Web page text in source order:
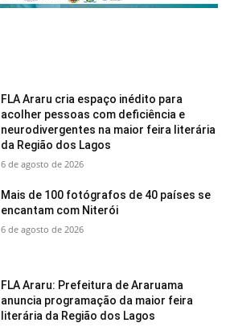
FLA Araru cria espaço inédito para
acolher pessoas com deficiência e
neurodivergentes na maior feira literária
da Região dos Lagos
6 de agosto de 2026
Mais de 100 fotógrafos de 40 países se
encantam com Niterói
6 de agosto de 2026
FLA Araru: Prefeitura de Araruama
anuncia programação da maior feira
literária da Região dos Lagos